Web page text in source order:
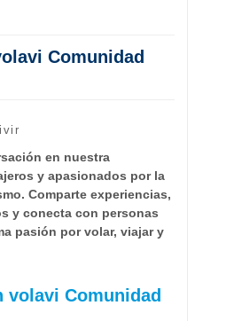
Comunidad
en nuestra
y apasionados por la
Comparte experiencias,
y conecta con personas
pasión por volar, viajar y
volavi Comunidad